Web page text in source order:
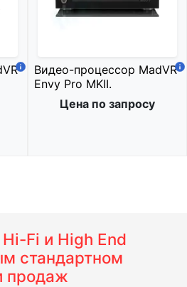
Видео-процессор MadVR
Envy Pro MKII.
Цена по запросу
Fi и High End
стандартном
продаж